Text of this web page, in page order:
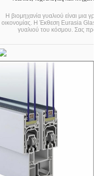
Η βιομηχανία γυαλιού είναι μια
οικονομίας. Η Έκθεση Eurasia Glass Fair
γυαλιού του κόσμου. Σας